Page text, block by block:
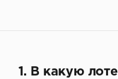
1. В какую